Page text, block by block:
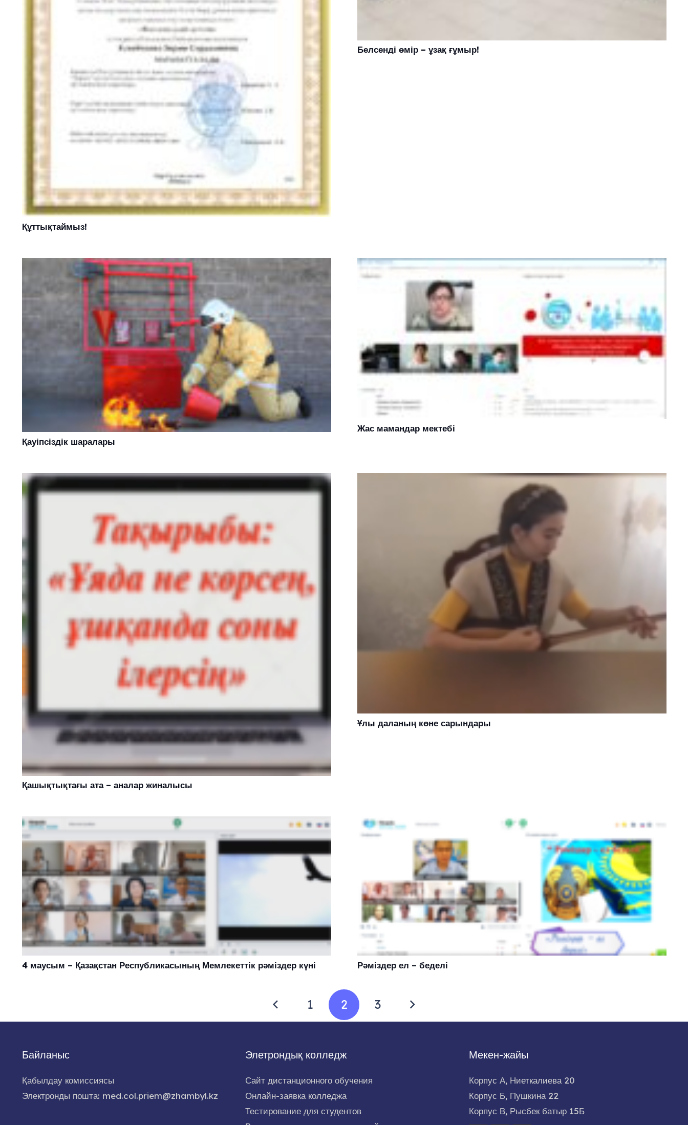
Құттықтаймыз!
Белсенді өмір – ұзақ ғұмыр!
Қауіпсіздік шаралары
Жас мамандар мектебі
Қашықтықтағы ата – аналар жиналысы
Ұлы даланың көне сарындары
4 маусым – Қазақстан Республикасының Мемлекеттік рәміздер күні Рәміздер ел – беделі
1 2 3
Байланыс
Қабылдау комиссиясы
Электронды пошта: med.col.priem@zhambyl.kz
Элетрондық колледж
Сайт дистанционного обучения
Онлайн-заявка колледжа
Тестирование для студентов
Мекен-жайы
Корпус А, Ниеткалиева 20
Корпус Б, Пушкина 22
Корпус В, Рысбек батыр 15Б